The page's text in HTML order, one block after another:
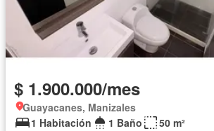
$ 1.900.000/mes
Guayacanes, Manizales
1 Habitación
1 Baño
50 m²